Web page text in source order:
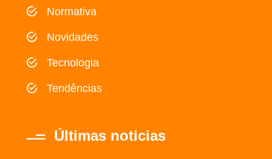
Normativa
Novidades
Tecnologia
Tendências
Últimas noticias